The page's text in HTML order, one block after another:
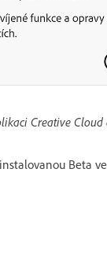
Creative
Beta